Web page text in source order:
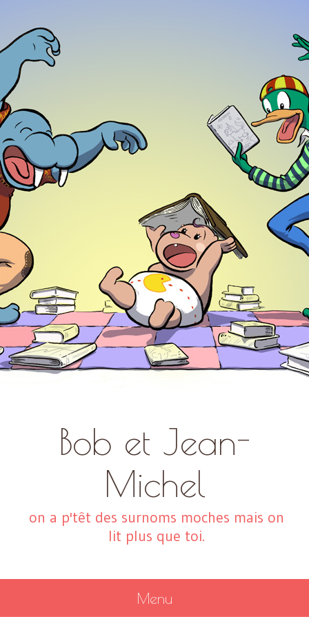
Bob et Jean-
Michel
on a p'têt des surnoms moches mais on
lit plus que toi.
Menu